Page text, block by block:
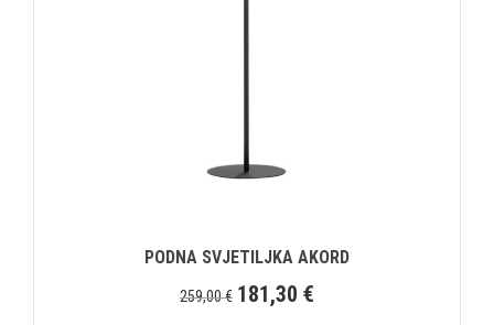
PODNA SVJETILJKA AKORD
259,00€ 181,30 €